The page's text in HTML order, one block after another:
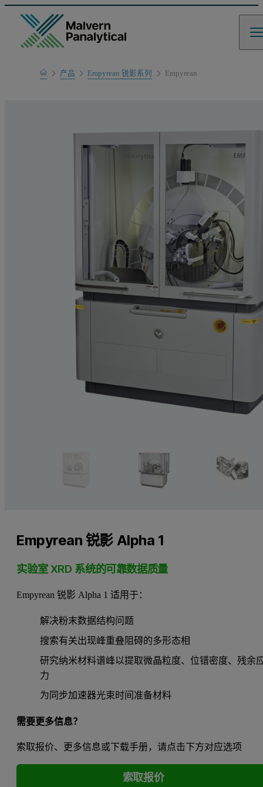
Home产品
产品系列
Empyrean 锐影系列 Empyrean
Empyrean 锐影 Alpha 1
实验室 XRD 系统的可靠数据质量
Empyrean 锐影 Alpha 1 适用于：
解决粉末数据结构问题
搜索有关出现峰重叠阻碍的多形态相
研究纳米材料谱峰以提取微晶粒度、位错密度、残余
力
为同步加速器光束时间准备材料
需要更多信息？
索取报价、更多信息或下载手册，请点击下方对应选项
索取报价